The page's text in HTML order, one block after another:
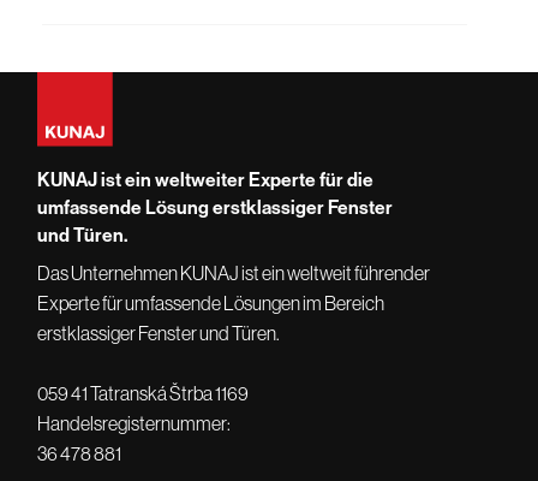
KUNAJ ist ein weltweiter Experte für die
umfassende Lösung erstklassiger Fenster
und Türen.
Das Unternehmen KUNAJ ist ein weltweit führender
Experte für umfassende Lösungen im Bereich
erstklassiger Fenster und Türen.
059 41 Tatranská Štrba 1169
Handelsregisternummer:
36 478 881